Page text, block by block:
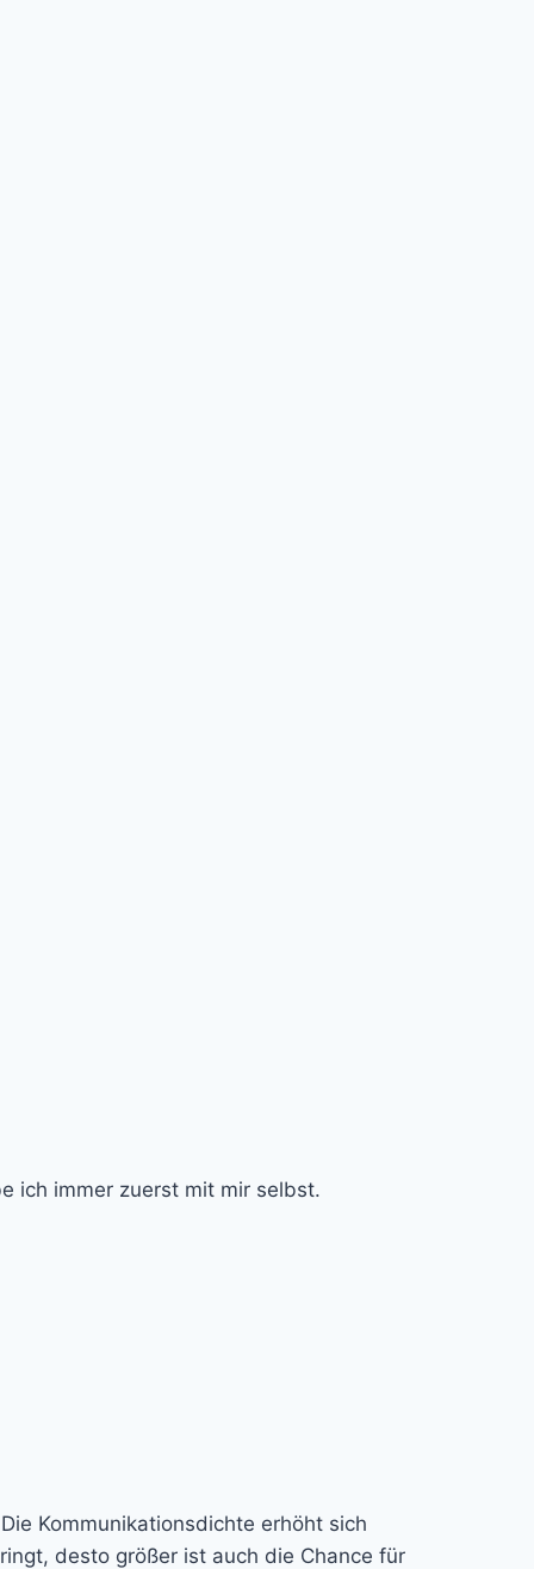
ich immer zuerst mit mir selbst.
Kommunikationsdichte erhöht sich
desto größer ist auch die Chance für